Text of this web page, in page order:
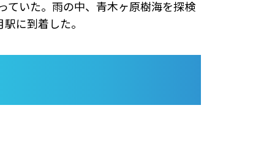
ていた。雨の中、青木ヶ原樹海を探検
に到着した。